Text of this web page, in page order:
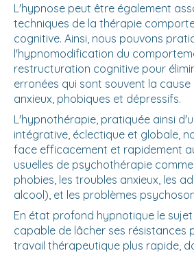
L'hypnose peut être également
techniques de la thérapie
cognitive. Ainsi, nous pouvons
l'hypnomodification du
restructuration cognitive pour
erronées qui sont souvent la
anxieux, phobiques et dépressifs.
L'hypnothérapie, pratiquée ainsi
intégrative, éclectique et globale,
face efficacement et rapidement
usuelles de psychothérapie
phobies, les troubles anxieux, les
alcool), et les problèmes
En état profond hypnotique le
capable de lâcher ses résistances
travail thérapeutique plus rapide,